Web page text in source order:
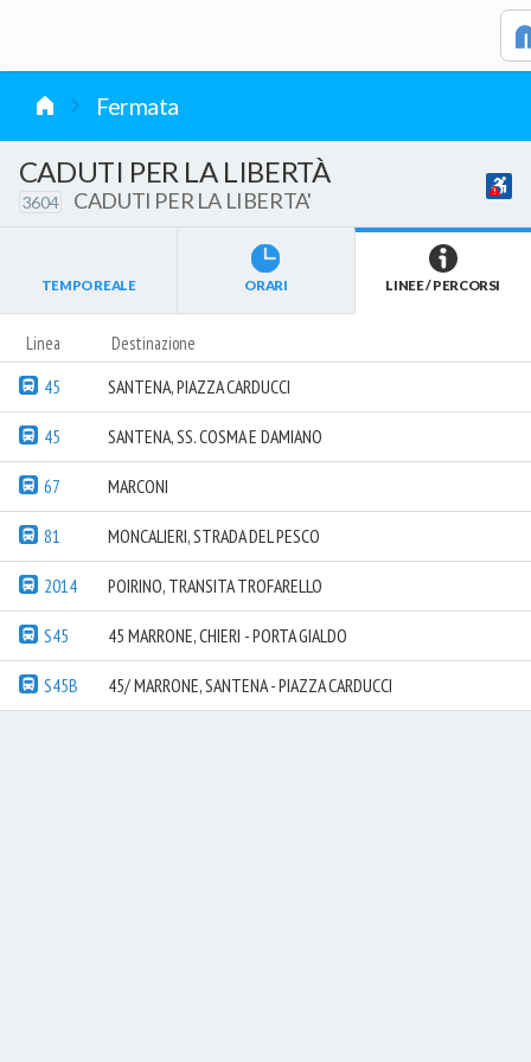
Fermata
CADUTI PER LA LIBERTÀ
3604 CADUTI PER LA LIBERTA'
TEMPO REALE ORARI LINEE / PERCORSI
Linea Destinazione
45 SANTENA, PIAZZA CARDUCCI
45 SANTENA, SS. COSMA E DAMIANO
67 MARCONI
81 MONCALIERI, STRADA DEL PESCO
2014 POIRINO, TRANSITA TROFARELLO
S45 45 MARRONE, CHIERI - PORTA GIALDO
S45B 45/ MARRONE, SANTENA - PIAZZA CARDUCCI